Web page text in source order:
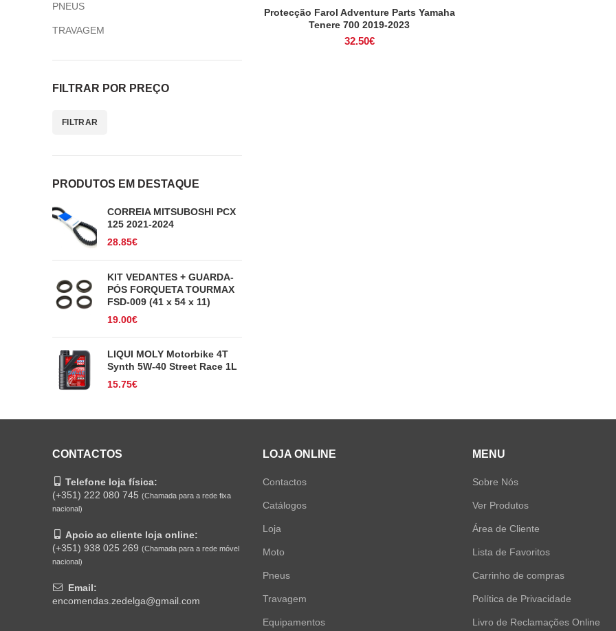
PNEUS
TRAVAGEM
FILTRAR POR PREÇO
FILTRAR
PRODUTOS EM DESTAQUE
CORREIA MITSUBOSHI PCX
125 2021-2024
28.85€
KIT VEDANTES + GUARDA-
PÓS FORQUETA TOURMAX
FSD-009 (41 x 54 x 11)
19.00€
LIQUI MOLY Motorbike 4T
Synth 5W-40 Street Race 1L
15.75€
ADICIONAR
Protecção Farol Adventure Parts Yamaha
Tenere 700 2019-2023
32.50€
CONTACTOS
Telefone loja física:
(+351) 222 080 745 (Chamada para a rede fixa
nacional)
Apoio ao cliente loja online:
(+351) 938 025 269 (Chamada para a rede móvel
nacional)
Email:
encomendas.zedelga@gmail.com
LOJA ONLINE
Contactos
Catálogos
Loja
Moto
Pneus
Travagem
Equipamentos
MENU
Sobre Nós
Ver Produtos
Área de Cliente
Lista de Favoritos
Carrinho de compras
Política de Privacidade
Livro de Reclamações Online